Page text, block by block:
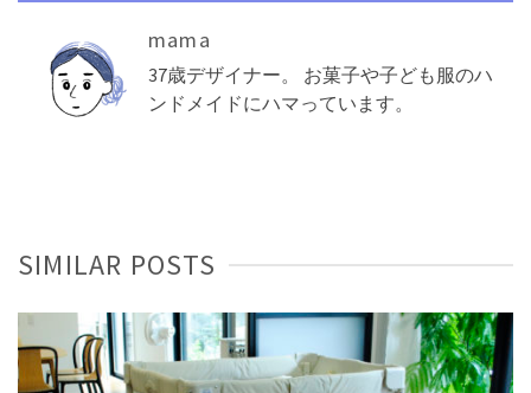
mama
37歳デザイナー。 お菓子や子ども服のハ
ンドメイドにハマっています。
SIMILAR POSTS